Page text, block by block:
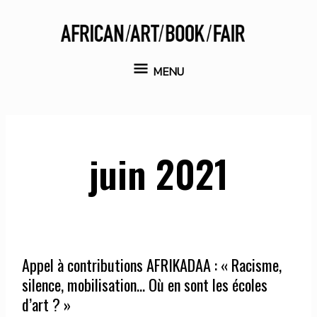
MENU
MENU
juin 2021
Appel à contributions AFRIKADAA : « Racisme,
silence, mobilisation… Où en sont les écoles
d’art ? »